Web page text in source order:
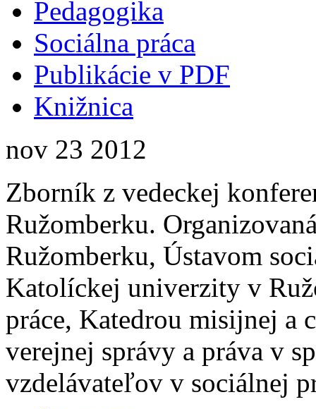
Pedagogika
Sociálna práca
Publikácie v PDF
Knižnica
nov 23 2012
Zborník z vedeckej
Ružomberku.
Ružomberku, Ústavom
Katolíckej univerzity v
práce, Katedrou misijnej a
verejnej správy a práva v
vzdelávateľov v sociálnej